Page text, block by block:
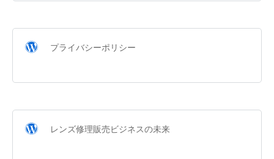
プライバシーポリシー
レンズ修理販売ビジネスの未来